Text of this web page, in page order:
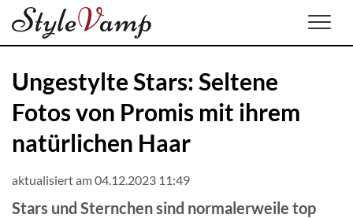
Ungestylte Stars: Seltene
Fotos von Promis mit ihrem
natürlichen Haar
aktualisiert am 04.12.2023 11:49
Stars und Sternchen sind normalerweile top